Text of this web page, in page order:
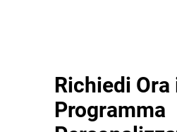
Richiedi Ora
Programma